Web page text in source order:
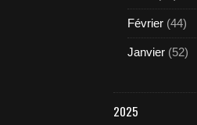
Février (44)
Janvier (52)
2025